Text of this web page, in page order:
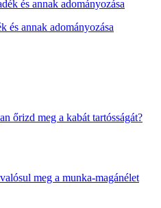
és annak adományozása
őrizd meg a kabát tartósságát?
meg a munka-magánélet